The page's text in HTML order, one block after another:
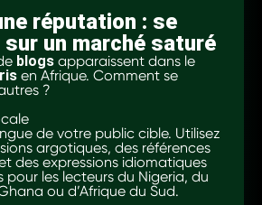
réputation : se
sur un marché saturé
blogs apparaissent dans le
en Afrique. Comment se
?
de votre public cible. Utilisez
argotiques, des références
des expressions idiomatiques
pour les lecteurs du Nigeria, du
ou d’Afrique du Sud.